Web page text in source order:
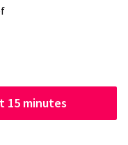
15 minutes